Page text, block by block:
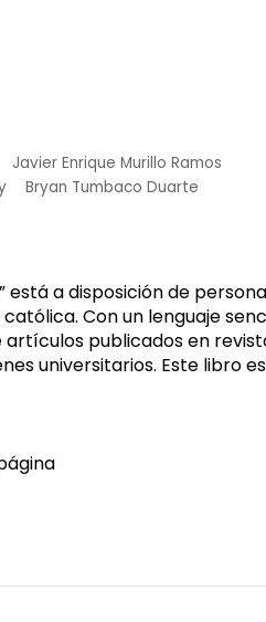
Javier Enrique Murillo Ramos
Bryan Tumbaco Duarte
está a disposición de
Con un lenguaje
artículos publicados en
universitarios. Este libro